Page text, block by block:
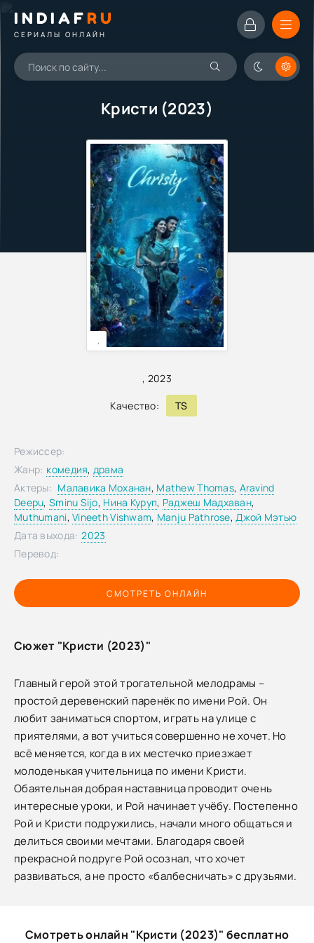
INDIAFRU
СЕРИАЛЫ ОНЛАЙН
Кристи (2023)
, 2023
Качество: TS
,
СМОТРЕТЬ ОНЛАЙН
Режиссер:
Жанр: комедия, драма
Актеры: Малавика Моханан, Mathew Thomas, Aravind
Deepu, Sminu Sijo, Нина Куруп, Раджеш Мадхаван,
Muthumani,Vineeth Vishwam, Manju Pathrose,Джой Мэтью
Дата выхода: 2023
Перевод:
Сюжет "Кристи (2023)"
Главный герой этой трогательной мелодрамы –
простой деревенский паренёк по имени Рой. Он
любит заниматься спортом, играть на улице с
приятелями, а вот учиться совершенно не хочет. Но
всё меняется, когда в их местечко приезжает
молоденькая учительница по имени Кристи.
Обаятельная добрая наставница проводит очень
интересные уроки, и Рой начинает учёбу. Постепенно
Рой и Кристи подружились, начали много общаться и
делиться своими мечтами. Благодаря своей
прекрасной подруге Рой осознал, что хочет
развиваться, а не просто «балбесничать» с друзьями.
Смотреть онлайн "Кристи (2023)" бесплатно